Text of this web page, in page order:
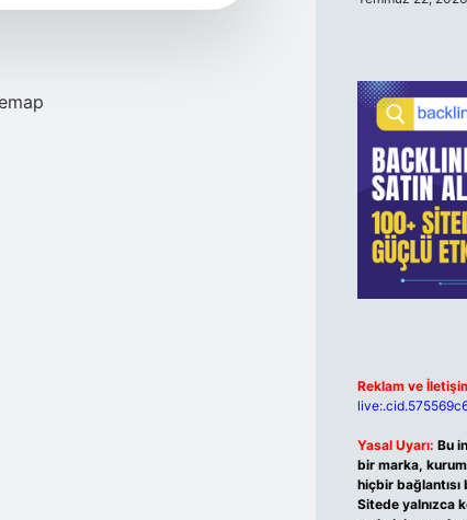
Reklam ve
Yasal Uyarı: Bu
bir marka,
hiçbir bağlantısı
Sitede yalnızca